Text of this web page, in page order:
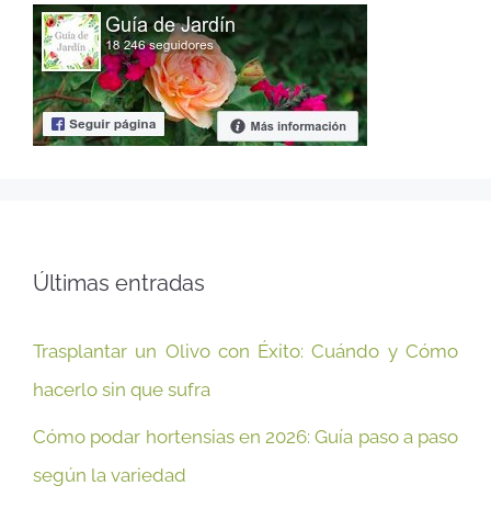
Últimas entradas
Trasplantar un Olivo con Éxito: Cuándo y Cómo
hacerlo sin que sufra
Cómo podar hortensias en 2026: Guía paso a paso
según la variedad